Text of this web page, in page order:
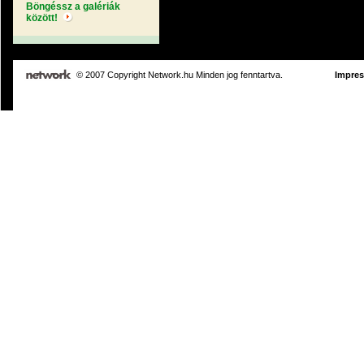
Böngéssz a galériák
között!
© 2007 Copyright Network.hu Minden jog fenntartva.